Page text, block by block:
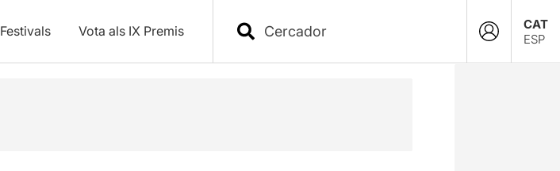
Festivals Vota als IX Premis
CAT
ESP